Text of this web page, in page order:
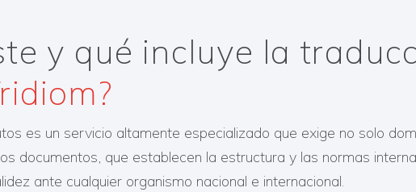
y qué incluye la
es un servicio altamente especializado que exige no solo
documentos, que establecen la estructura y las normas
ante cualquier organismo nacional e internacional.